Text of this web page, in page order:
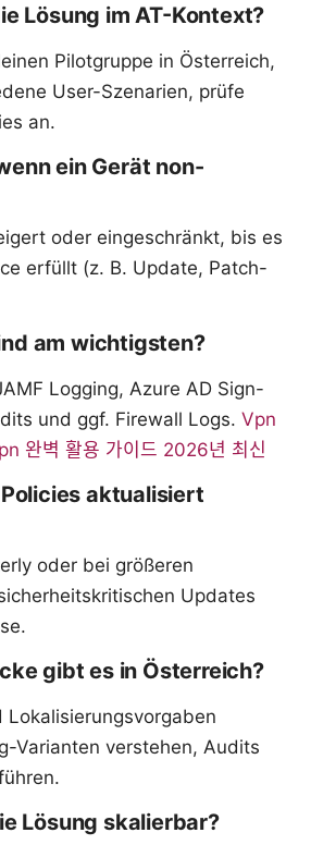
Lösung im AT-Kontext?
Pilotgruppe in Österreich,
User-Szenarien, prüfe
an.
ein Gerät non-
oder eingeschränkt, bis es
erfüllt (z. B. Update, Patch-
am wichtigsten?
Logging, Azure AD Sign-
und ggf. Firewall Logs. Vpn
완벽 활용 가이드 2026년 최신
aktualisiert
oder bei größeren
Updates
gibt es in Österreich?
Varianten verstehen, Audits
Lösung skalierbar?